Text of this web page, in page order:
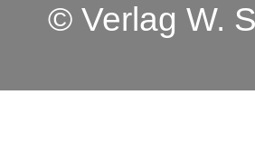
© Verlag W.